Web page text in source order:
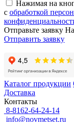
Нажимая на
с обработкой
Отправьте заявку
Отправить заявку
Каталог продукции
Доставка
Контакты
8-8162-64-24-14
info@novmetset.ru